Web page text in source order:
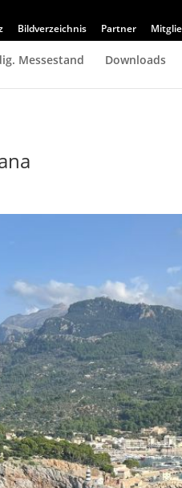
Bildverzeichnis Partner
Messestand Downloads